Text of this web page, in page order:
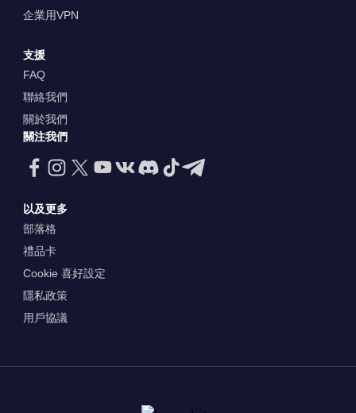
企業用VPN
支援
FAQ
聯絡我們
關於我們
關注我們
以及更多
部落格
禮品卡
Cookie 喜好設定
隱私政策
用戶協議